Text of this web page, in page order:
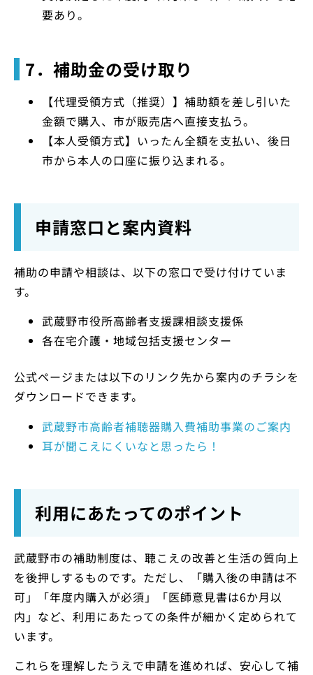
要あり。
7．補助金の受け取り
【代理受領方式（推奨）】補助額を差し引いた
金額で購入、市が販売店へ直接支払う。
【本人受領方式】いったん全額を支払い、後日
市から本人の口座に振り込まれる。
申請窓口と案内資料
補助の申請や相談は、以下の窓口で受け付けていま
す。
武蔵野市役所高齢者支援課相談支援係
各在宅介護・地域包括支援センター
公式ページまたは以下のリンク先から案内のチラシを
ダウンロードできます。
武蔵野市高齢者補聴器購入費補助事業のご案内
耳が聞こえにくいなと思ったら！
利用にあたってのポイント
武蔵野市の補助制度は、聴こえの改善と生活の質向上
を後押しするものです。ただし、「購入後の申請は不
可」「年度内購入が必須」「医師意見書は6か月以
内」など、利用にあたっての条件が細かく定められて
います。
これらを理解したうえで申請を進めれば、安心して補